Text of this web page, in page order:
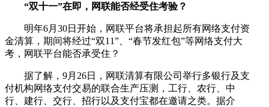
“双十一”在即，网联能否经受住考验？
明年6月30日开始，网联平台将承担起所有网络支付资
金清算，期间将经过“双11”、“春节发红包”等网络支付大
考，网联平台能否承受住？
据了解，9月26日，网联清算有限公司举行多银行及支
付机构网络支付交易的联合生产压测，工行、农行、中
行、建行、交行、招行以及支付宝都在邀请之类。据介